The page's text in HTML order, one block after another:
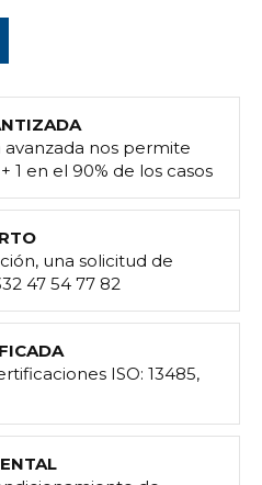
avanzada nos permite
1 en el 90% de los casos
una solicitud de
47 54 77 82
ISO: 13485,